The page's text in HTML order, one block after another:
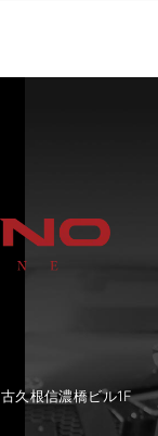
久根信濃橋ビル1F